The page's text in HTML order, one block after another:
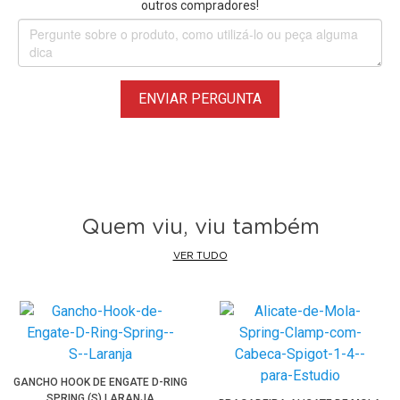
enquanto a alça de fácil utilização adiciona estabilidade
extra. Um receptor de 5/8" presente na base inferior é
adequado para montagem em Suportes de Estúdio eTripé
horizontal
• Suporte Bowens S-type para montagem de acessórios de
iluminação
• Permite o uso de modificadores de luz de estúdio como
Refletores, Softboxes, Beauty Dish e Snoots.
outros compradores!
ENVIAR PERGUNTA
Quem viu, viu também
VER TUDO
GANCHO HOOK DE ENGATE D-RING